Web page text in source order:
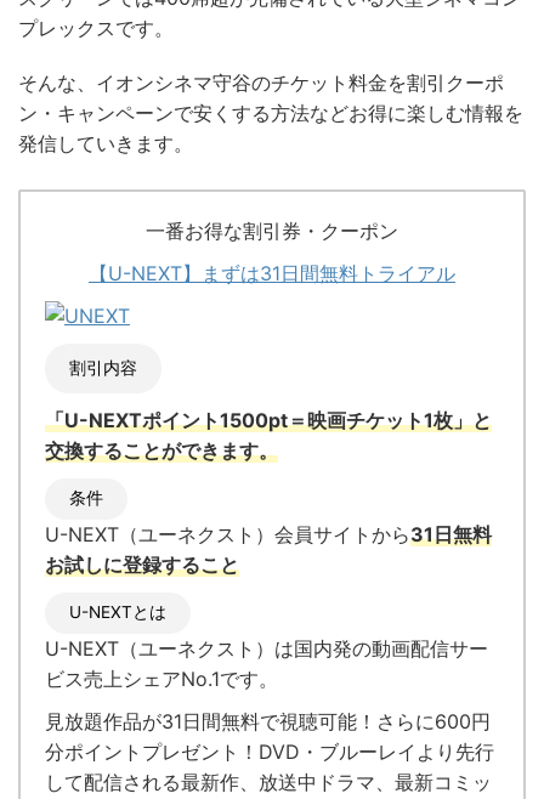
プレックスです。
そんな、イオンシネマ守谷のチケット料金を割引クーポ
ン・キャンペーンで安くする方法などお得に楽しむ情報を
発信していきます。
一番お得な割引券・クーポン
【U-NEXT】まずは31日間無料トライアル
割引内容
「U-NEXTポイント1500pt＝映画チケット1枚」と
交換することができます。
条件
U-NEXT（ユーネクスト）会員サイトから31日無料
お試しに登録すること
U-NEXTとは
U-NEXT（ユーネクスト） は国内発の動画配信サー
ビス売上シェアNo.1です。
見放題作品が31日間無料で視聴可能！ さらに600円
分ポイントプレゼント！DVD・ブルーレイより先行
して配信される最新作、放送中ドラマ、最新コミッ